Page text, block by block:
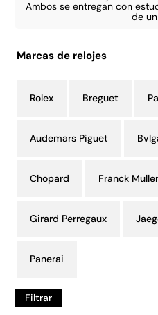
Ambos se entregan con
de
Marcas de relojes
Rolex Breguet
Audemars Piguet
Chopard Franck Muller
Girard Perregaux
Panerai
Filtrar